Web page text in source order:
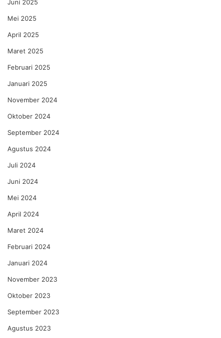
Juni 2025
Mei 2025
April 2025
Maret 2025
Februari 2025
Januari 2025
November 2024
Oktober 2024
September 2024
Agustus 2024
Juli 2024
Juni 2024
Mei 2024
April 2024
Maret 2024
Februari 2024
Januari 2024
November 2023
Oktober 2023
September 2023
Agustus 2023